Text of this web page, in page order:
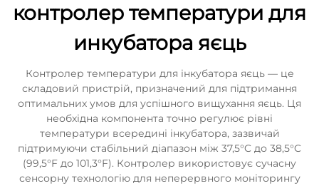
Зв'яжіться з нами
контролер температури для
инкубатора яєць
Контролер температури для інкубатора яєць — це
складовий пристрій, призначений для підтримання
оптимальних умов для успішного вищухання яєць. Ця
необхідна компонента точно регулює рівні
температури всередині інкубатора, зазвичай
підтримуючи стабільний діапазон між 37,5°C до 38,5°C
(99,5°F до 101,3°F). Контролер використовує сучасну
сенсорну технологію для неперервного моніторингу